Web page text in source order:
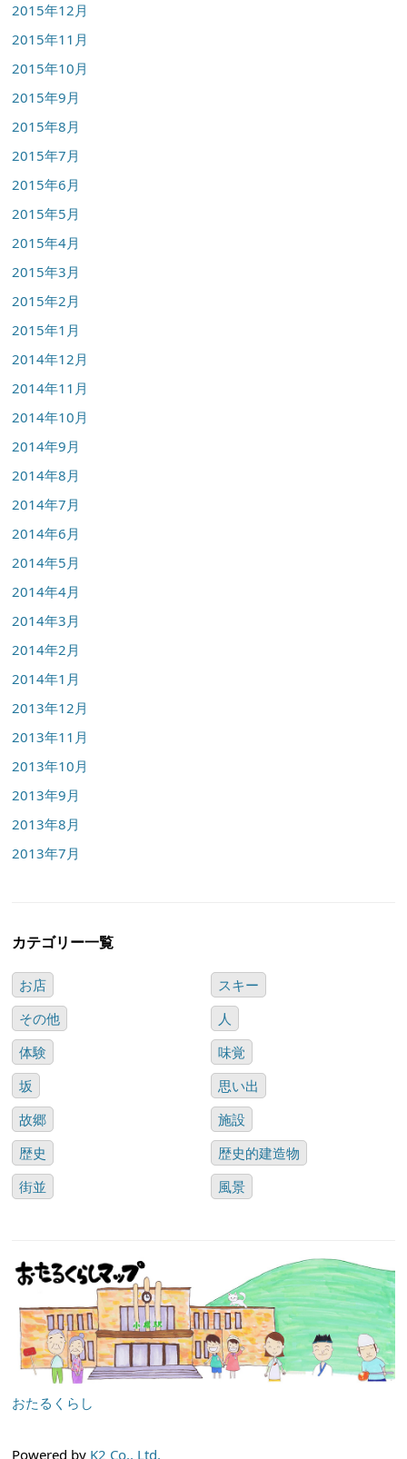
2015年12月
2015年11月
2015年10月
2015年9月
2015年8月
2015年7月
2015年6月
2015年5月
2015年4月
2015年3月
2015年2月
2015年1月
2014年12月
2014年11月
2014年10月
2014年9月
2014年8月
2014年7月
2014年6月
2014年5月
2014年4月
2014年3月
2014年2月
2014年1月
2013年12月
2013年11月
2013年10月
2013年9月
2013年8月
2013年7月
カテゴリー一覧
お店
スキー
その他
人
体験
味覚
坂
思い出
故郷
施設
歴史
歴史的建造物
街並
風景
おたるくらし
Powered by K2 Co., Ltd.